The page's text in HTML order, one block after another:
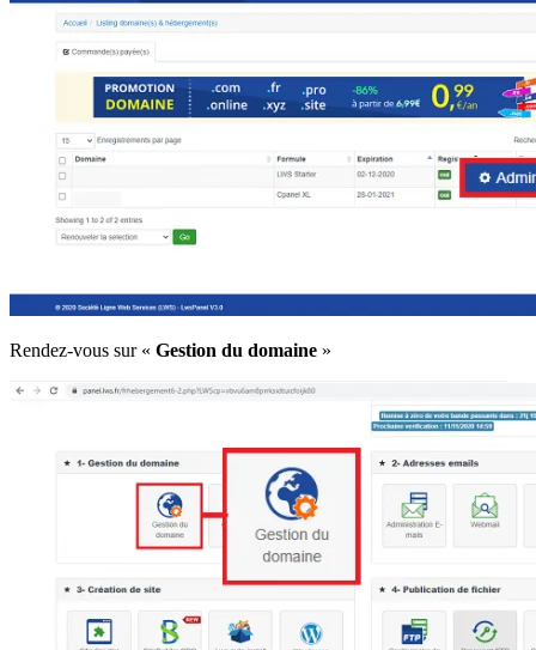
Rendez-vous sur « Gestion du domaine »